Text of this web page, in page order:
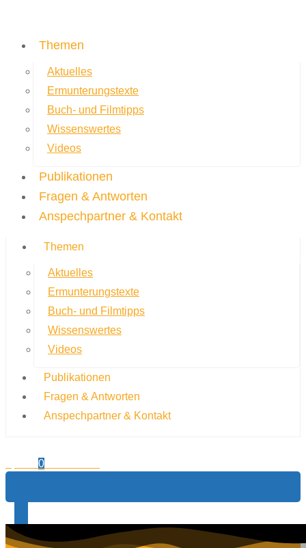
Themen
Aktuelles
Ermunterungstexte
Buch- und Filmtipps
Wissenswertes
Videos
Publikationen
Fragen & Antworten
Anspechpartner & Kontakt
Themen
Aktuelles
Ermunterungstexte
Buch- und Filmtipps
Wissenswertes
Videos
Publikationen
Fragen & Antworten
Anspechpartner & Kontakt
0